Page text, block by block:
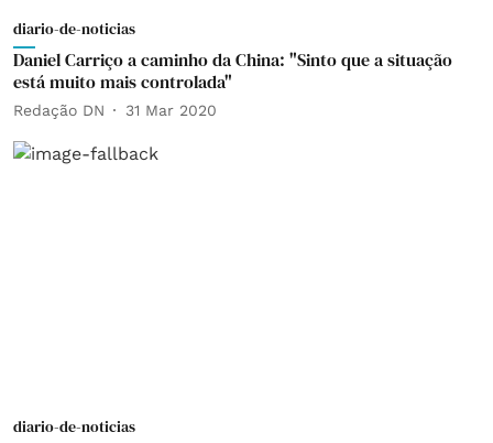
diario-de-noticias
Daniel Carriço a caminho da China: "Sinto que a situação
está muito mais controlada"
Redação DN 31 Mar 2020
diario-de-noticias